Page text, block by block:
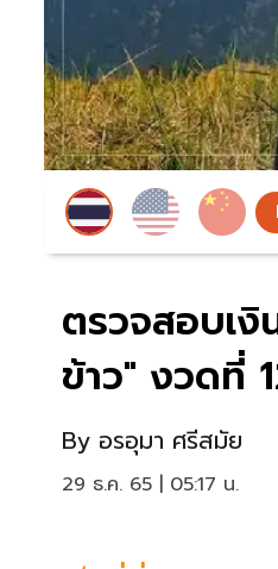
ตรวจสอบเงิ
ข้าว" งวดที่
By อรอุมา ศรีสมัย
29 ธ.ค. 65 | 05:17 น.